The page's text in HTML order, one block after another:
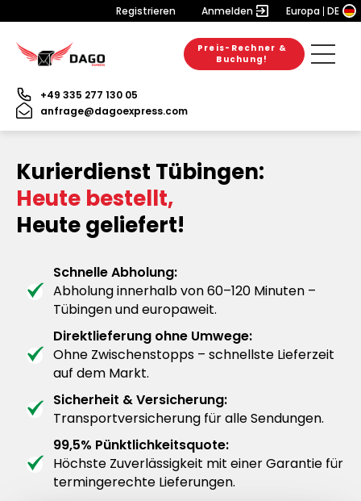
Registrieren Anmelden Europa DE
Preis-Rechner &
Buchung!
+49 335 277 130 05
anfrage@dagoexpress.com
Kurierdienst Tübingen:
Heute bestellt,
Heute geliefert!
Schnelle Abholung:
Abholung innerhalb von 60–120 Minuten –
Tübingen und europaweit.
Direktlieferung ohne Umwege:
Ohne Zwischenstopps – schnellste Lieferzeit
auf dem Markt.
Sicherheit & Versicherung:
Transportversicherung für alle Sendungen.
99,5% Pünktlichkeitsquote:
Höchste Zuverlässigkeit mit einer Garantie für
termingerechte Lieferungen.